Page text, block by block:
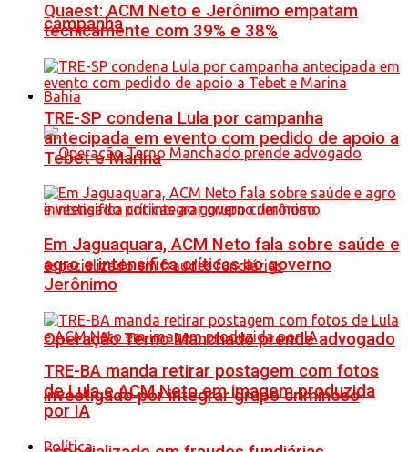
campanha
Bahia
Operação Terno Manchado prende advogado
investigado por integrar grupo criminoso
Quaest: ACM Neto e Jerônimo empatam
tecnicamente com 39% e 38%
TRE-SP condena Lula por campanha
antecipada em evento com pedido de apoio a
Tebet e Marina
Em Jaguaquara, ACM Neto fala sobre saúde e
agro e intensifica críticas ao governo
Jerônimo
TRE-BA manda retirar postagem com fotos
de Lula e ACM Neto em imagem produzida
por IA
Política